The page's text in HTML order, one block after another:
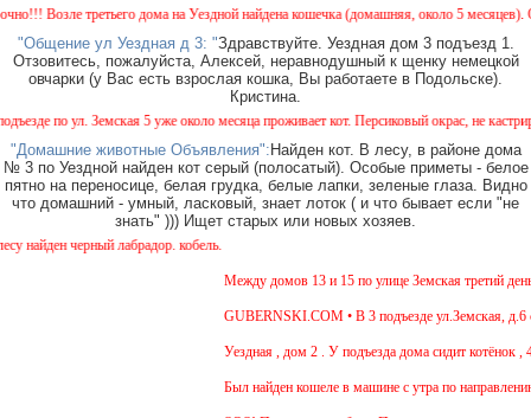
Возле третьего дома на Уездной найдена кошечка (домашняя, около 5 месяцев).
"Общение ул Уездная д 3: "Здравствуйте. Уездная дом 3 подъезд 1.
Отзовитесь, пожалуйста, Алексей, неравнодушный к щенку немецкой
овчарки (у Вас есть взрослая кошка, Вы работаете в Подольске).
Кристина.
по ул. Земская 5 уже около месяца проживает кот. Персиковый окрас, не
"Домашние животные Объявления": Найден кот. В лесу, в районе дома
№ 3 по Уездной найден кот серый (полосатый). Особые приметы - белое
пятно на переносице, белая грудка, белые лапки, зеленые глаза. Видно
что домашний - умный, ласковый, знает лоток ( и что бывает если "не
знать" ))) Ищет старых или новых хозяев.
черный лабрадор. кобель.
Между домов 13 и 15 по улице Земская третий день
GUBERNSKI.COM • В 3 подъезде ул.Земская, д.6
Уездная , дом 2 . У подъезда дома сидит котёнок ,
Был найден кошеле в машине с утра по